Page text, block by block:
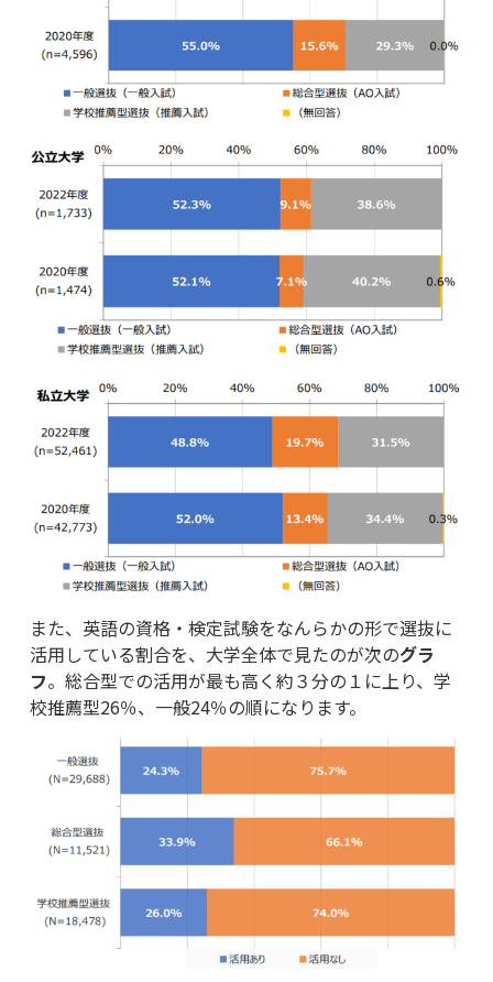
また、英語の資格・検定試験をなんらかの形で選抜に
活用している割合を、大学全体で見たのが次のグラ
フ。総合型での活用が最も高く約３分の１に上り、学
校推薦型26％、一般24％の順になります。